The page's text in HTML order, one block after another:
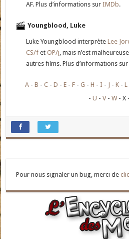
AF. Plus d’informations surIMDb.
Youngblood, Luke
Luke Youngblood interprèteLee
CS/f etOP/j, mais n’est
autres films. Plus d’informations
A B C D E F G H I J K L
U
V W X
Pour nous signaler un bug, merci de